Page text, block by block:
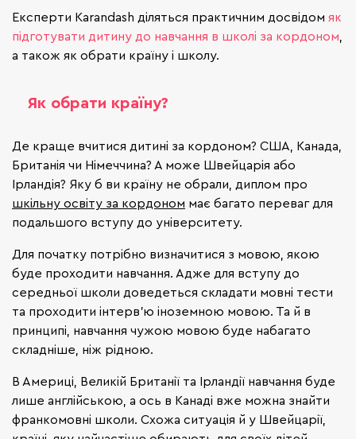
Експерти Karandash діляться практичним досвідом як
підготувати дитину до навчання в школі за кордоном,
а також як обрати країну і школу.
Як обрати країну?
Де краще вчитися дитині за кордоном? США, Канада,
Британія чи Німеччина? А може Швейцарія або
Ірландія? Яку б ви країну не обрали, диплом про
шкільну освіту за кордоном має багато переваг для
подальшого вступу до університету.
Для початку потрібно визначитися з мовою, якою
буде проходити навчання. Адже для вступу до
середньої школи доведеться складати мовні тести
та проходити інтерв'ю іноземною мовою. Та й в
принципі, навчання чужою мовою буде набагато
складніше, ніж рідною.
В Америці, Великій Британії та Ірландії навчання буде
лише англійською, а ось в Канаді вже можна знайти
франкомовні школи. Схожа ситуація й у Швейцарії,